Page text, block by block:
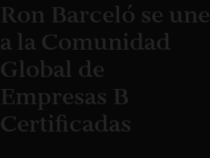
Ron Barceló se une
a la Comunidad
Global de
Empresas B
Certificadas